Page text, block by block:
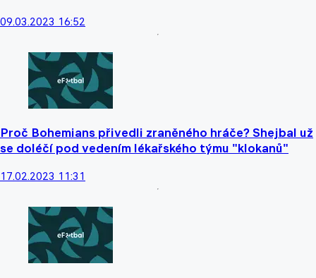
09.03.2023 16:52
Proč Bohemians přivedli zraněného hráče? Shejbal už
se doléčí pod vedením lékařského týmu "klokanů"
17.02.2023 11:31